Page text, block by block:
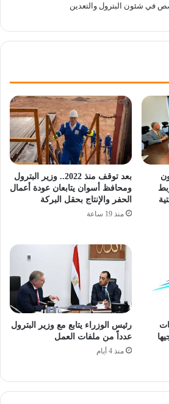
في شئون البترول والتعدين
بعد توقف منذ 2022.. وزير البترول
ومحافظ أسوان يتابعان عودة أعمال
الحفر والإنتاج بحقل البركة
منذ 19 ساعة
رئيس الوزراء يتابع مع وزير البترول
عدداً من ملفات العمل
منذ 4 أيام